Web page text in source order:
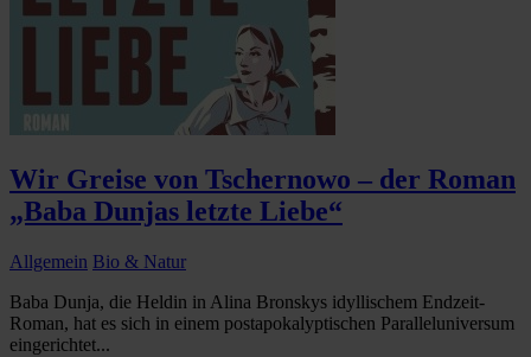
Wir Greise von Tschernowo – der Roman
„Baba Dunjas letzte Liebe“
Allgemein Bio & Natur
Baba Dunja, die Heldin in Alina Bronskys idyllischem Endzeit-
Roman, hat es sich in einem postapokalyptischen Paralleluniversum
eingerichtet...